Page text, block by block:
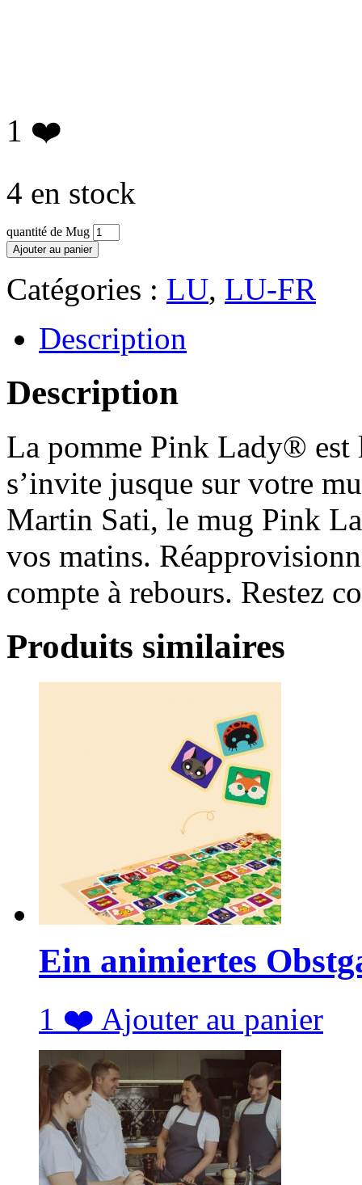
1 ❤️
4 en stock
quantité de Mug
Ajouter au panier
Catégories : LU, LU-FR
Description
Description
La pomme Pink Lady® est
s’invite jusque sur votre
Martin Sati, le mug Pink
vos matins.
compte à rebours. Restez
Produits similaires
Ein animiertes
1 ❤️ Ajouter au panier